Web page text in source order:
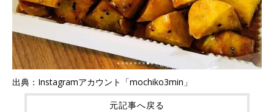
出典：Instagramアカウント「mochiko3min」
元記事へ戻る